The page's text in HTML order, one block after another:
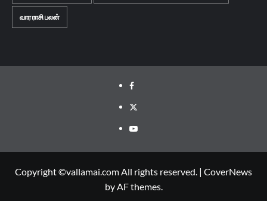
வார ராசி பலன்
Facebook
Twitter
Youtube
Copyright ©vallamai.com All rights reserved. | CoverNews
by AF themes.